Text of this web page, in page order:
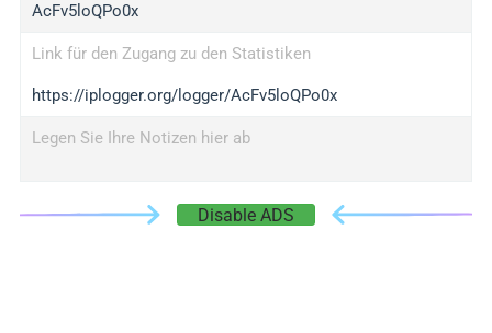
AcFv5loQPo0x
Link für den Zugang zu den Statistiken
https://iplogger.org/logger/AcFv5loQPo0x
Legen Sie Ihre Notizen hier ab
Disable ADS